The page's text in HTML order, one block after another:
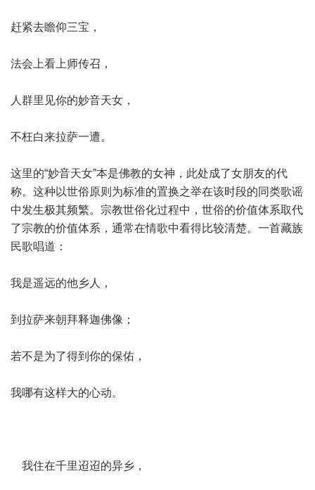
赶紧去瞻仰三宝，
法会上看上师传召，
人群里见你的妙音天女，
不枉白来拉萨一遭。
这里的“妙音天女”本是佛教的女神，此处成了女朋友的代
称。这种以世俗原则为标准的置换之举在该时段的同类歌谣
中发生极其频繁。宗教世俗化过程中，世俗的价值体系取代
了宗教的价值体系，通常在情歌中看得比较清楚。一首藏族
民歌唱道：
我是遥远的他乡人，
到拉萨来朝拜释迦佛像；
若不是为了得到你的保佑，
我哪有这样大的心动。
我住在千里迢迢的异乡，